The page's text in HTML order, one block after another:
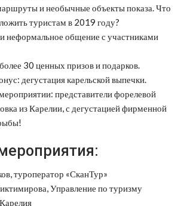
и необычные объекты показа. Что
туристам в 2019 году?
неформальное общение с участниками
30 ценных призов и подарков.
дегустация карельской выпечки.
представители форелевой
из Карелии, с дегустацией фирменной
туроператор «СканТур»
Управление по туризму